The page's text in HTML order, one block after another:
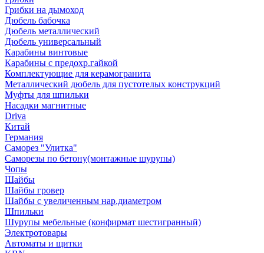
Грибки на дымоход
Дюбель бабочка
Дюбель металлический
Дюбель универсальный
Карабины винтовые
Карабины с предохр.гайкой
Комплектующие для керамогранита
Металлический дюбель для пустотелых конструкций
Муфты для шпильки
Насадки магнитные
Driva
Китай
Германия
Саморез "Улитка"
Саморезы по бетону(монтажные шурупы)
Чопы
Шайбы
Шайбы гровер
Шайбы с увеличенным нар.диаметром
Шпильки
Шурупы мебельные (конфирмат шестигранный)
Электротовары
Автоматы и щитки